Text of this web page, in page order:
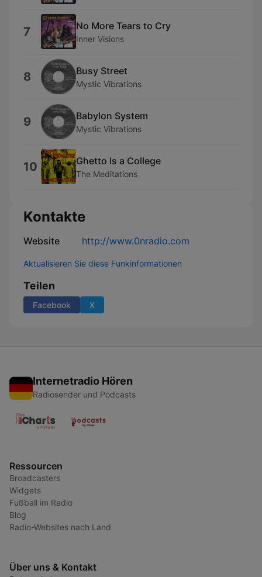
7 No More Tears to Cry
Inner Visions
8 Busy Street
Mystic Vibrations
9 Babylon System
Mystic Vibrations
10 Ghetto Is a College
The Meditations
Kontakte
Website http://www.0nradio.com
Aktualisieren Sie diese Funkinformationen
Teilen
Facebook X
Internetradio Hören
Radiosender und Podcasts
Ressourcen
Broadcasters
Widgets
Fußball im Radio
Blog
Radio-Websites nach Land
Über uns & Kontakt